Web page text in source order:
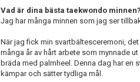
Vad är dina bästa taekwondo minnen?
Jag har många minnen som jag ser
När jag fick min svartbältesceremoni,
många år av hårt arbete som mynnade
bräda med palmheel. Denna dag har
kämpar och sätter tydliga mål.